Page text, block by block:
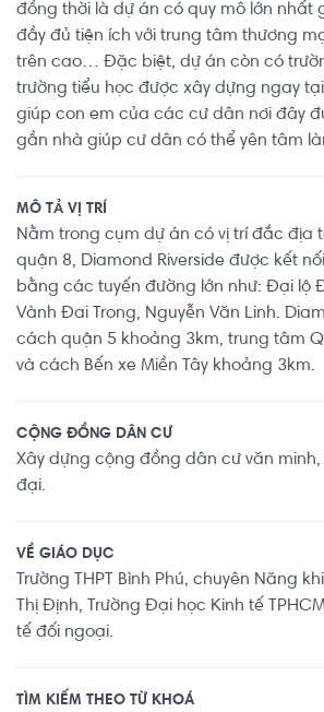
đồng thời là dự án có quy mô lớn nhất
đầy đủ tiện ích với trung tâm thương
trên cao… Đặc biệt, dự án còn có
trường tiểu học được xây dựng ngay
giúp con em của các cư dân nơi đây
gần nhà giúp cư dân có thể yên tâm
MÔ TẢ VỊ TRÍ
Nằm trong cụm dự án có vị trí đắc địa
quận 8, Diamond Riverside được kết
bằng các tuyến đường lớn như: Đại lộ
Vành Đai Trong, Nguyễn Văn Linh.
cách quận 5 khoảng 3km, trung tâm
và cách Bến xe Miền Tây khoảng 3km.
CỘNG ĐỒNG DÂN CƯ
Xây dựng cộng đồng dân cư văn
đại.
VỀ GIÁO DỤC
Trường THPT Bình Phú, chuyên Năng
Thị Định, Trường Đại học Kinh tế
tế đối ngoại.
TÌM KIẾM THEO TỪ KHOÁ